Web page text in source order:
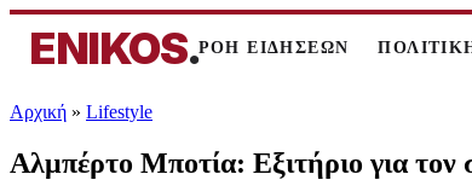
ENIKOS.ΡΟΗ ΕΙΔΗΣΕΩΝ
Αρχική » Lifestyle
Αλμπέρτο Μποτία: Εξιτήριο για τον